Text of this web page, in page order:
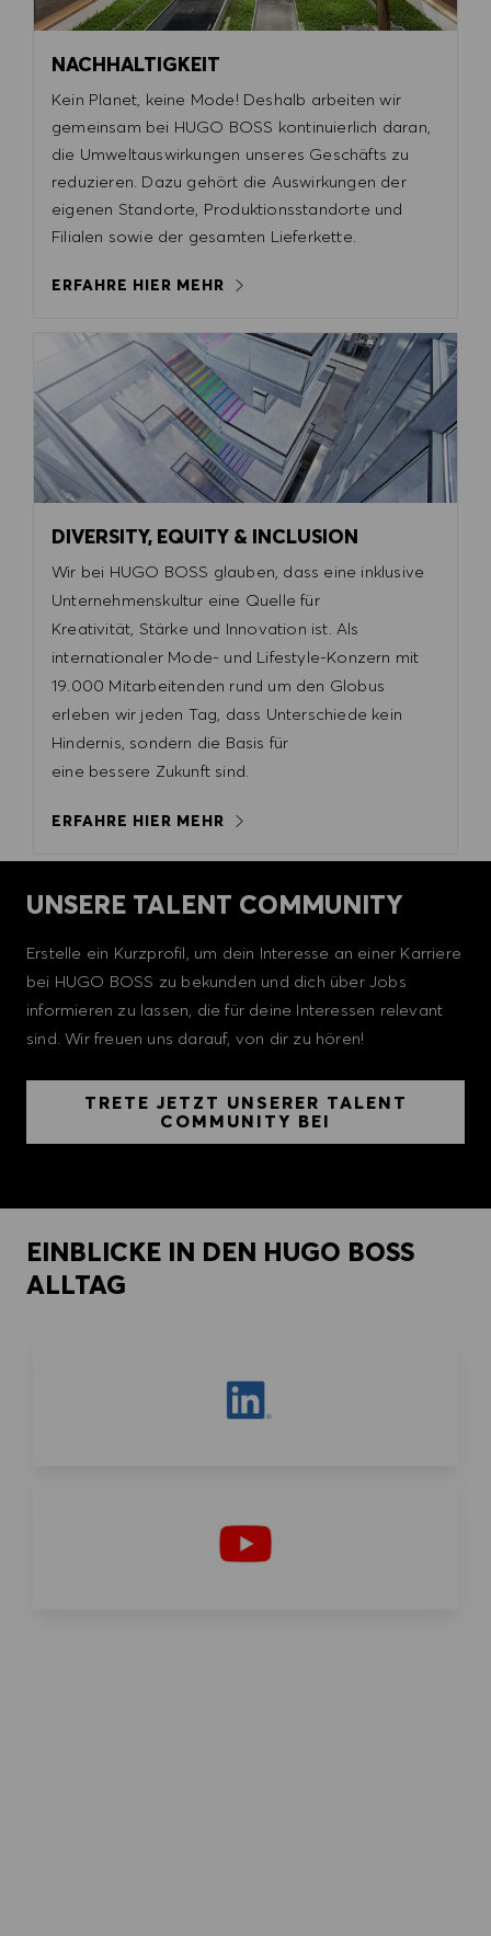
NACHHALTIGKEIT
Kein Planet, keine Mode! Deshalb arbeiten wir
gemeinsam bei HUGO BOSS kontinuierlich daran,
die Umweltauswirkungen unseres Geschäfts zu
reduzieren. Dazu gehört die Auswirkungen der
eigenen Standorte, Produktionsstandorte und
Filialen sowie der gesamten Lieferkette.
ERFAHRE HIER MEHR
DIVERSITY, EQUITY & INCLUSION
Wir bei HUGO BOSS glauben, dass eine inklusive
Unternehmenskultur eine Quelle für
Kreativität, Stärke und Innovation ist. Als
internationaler Mode- und Lifestyle-Konzern mit
19.000 Mitarbeitenden rund um den Globus
erleben wir jeden Tag, dass Unterschiede kein
Hindernis, sondern die Basis für
eine bessere Zukunft sind.
ERFAHRE HIER MEHR
UNSERE TALENT COMMUNITY
Erstelle ein Kurzprofil, um dein Interesse an einer Karriere
bei HUGO BOSS zu bekunden und dich über Jobs
informieren zu lassen, die für deine Interessen relevant
sind. Wir freuen uns darauf, von dir zu hören!
TRETE JETZT UNSERER TALENT
COMMUNITY BEI
EINBLICKE IN DEN HUGO BOSS
ALLTAG